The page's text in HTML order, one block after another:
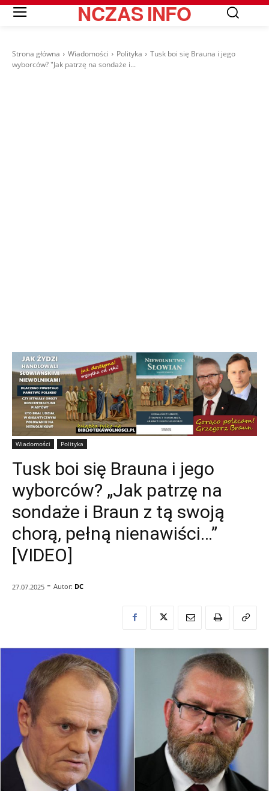
NCZASINFO
Strona główna Wiadomości Polityka
Tusk boi się Brauna i jego
wyborców? "Jak patrzę na sondaże i...
Wiadomości Polityka
Tusk boi się Brauna i jego
wyborców? „Jak patrzę na
sondaże i Braun z tą swoją
chorą, pełną nienawiści…”
[VIDEO]
27.07.2025 - Autor: DC